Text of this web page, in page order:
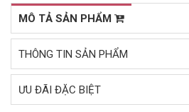
MÔ TẢ SẢN PHẨM
THÔNG TIN SẢN PHẨM
ƯU ĐÃI ĐẶC BIỆT